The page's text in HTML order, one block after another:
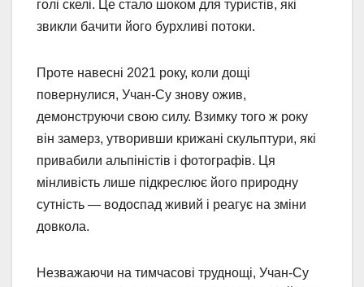
голі скелі. Це стало шоком для туристів, які
звикли бачити його бурхливі потоки.
Проте навесні 2021 року, коли дощі
повернулися, Учан-Су знову ожив,
демонструючи свою силу. Взимку того ж року
він замерз, утворивши крижані скульптури, які
привабили альпіністів і фотографів. Ця
мінливість лише підкреслює його природну
сутність — водоспад живий і реагує на зміни
довкола.
Незважаючи на тимчасові труднощі, Учан-Су